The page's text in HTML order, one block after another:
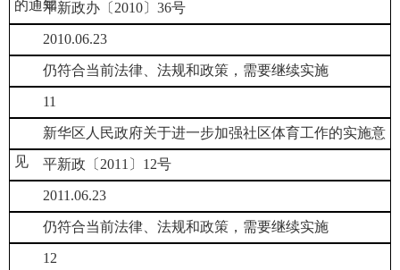
的通知平新政办〔2010〕36号
2010.06.23
仍符合当前法律、法规和政策，需要继续实施
11
新华区人民政府关于进一步加强社区体育工作的实施意
见
平新政〔2011〕12号
2011.06.23
仍符合当前法律、法规和政策，需要继续实施
12